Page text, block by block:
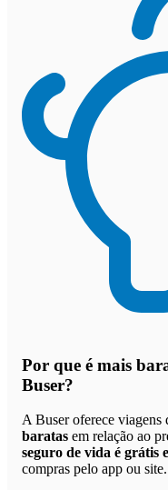
Por que é mais
Buser?
A Buser oferece viagens
baratas em relação ao
seguro de vida é grátis
compras pelo app ou site.